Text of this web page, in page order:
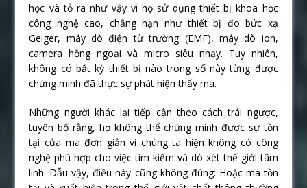
học và tỏ ra như vậy vì họ sử dụng thiết bị khoa học
công nghệ cao, chẳng hạn như thiết bị đo bức xạ
Geiger, máy dò điện từ trường (EMF), máy dò ion,
camera hồng ngoại và micro siêu nhạy. Tuy nhiên,
không có bất kỳ thiết bị nào trong số này từng được
chứng minh đã thực sự phát hiện thấy ma.
Những người khác lại tiếp cận theo cách trái ngược,
tuyên bố rằng, họ không thể chứng minh được sự tồn
tại của ma đơn giản vì chúng ta hiện không có công
nghệ phù hợp cho việc tìm kiếm và dò xét thế giới tâm
linh. Dẫu vậy, điều này cũng không đúng: Hoặc ma tồn